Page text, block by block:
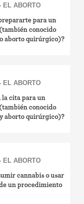
EL ABORTO
para un
conocido
aborto quirúrgico)?
EL ABORTO
la cita para un
conocido
aborto quirúrgico)?
EL ABORTO
cannabis o usar
un procedimiento